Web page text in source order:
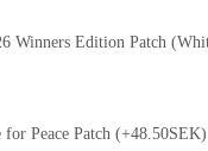
Winners Edition Patch
for Peace Patch (+48.50SEK)